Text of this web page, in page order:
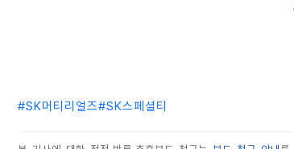
#SK머티리얼즈#SK스페셜티